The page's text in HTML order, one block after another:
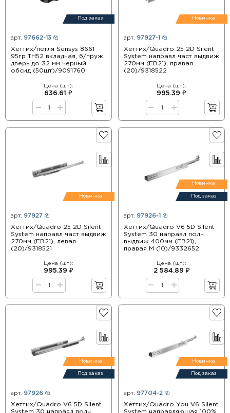
Под заказ
арт. 97662-13
Хеттих/петля Sensys 8661
95гр TН52 вкладная, б/пруж,
дверь до 32 мм черный
обсид (50шт)/9091760
Цена (шт):
636.61 ₽
Новинка
арт. 97927-1
Хеттих/Quadro 25 2D Silent
System направл част выдвиж
270мм (EB21), правая
(20)/9318522
Цена (шт):
995.39 ₽
Новинка
арт. 97927
Хеттих/Quadro 25 2D Silent
System направл част выдвиж
270мм (EB21), левая
(20)/9318521
Цена (шт):
995.39 ₽
Новинка
Под заказ
арт. 97926-1
Хеттих/Quadro V6 5D Silent
System 30 направл полн
выдвиж 400мм (EB21),
правая M (10)/9332652
Цена (шт):
2 584.89 ₽
Новинка
Под заказ
арт. 97926
Хеттих/Quadro V6 5D Silent
System 30 направл полн
Новинка
Под заказ
арт. 97704-2
Хеттих/Quadro You V6 Silent
System направляющая 100%